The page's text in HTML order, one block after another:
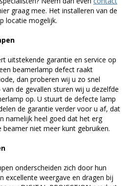
graag mee. Het installeren van de
locatie mogelijk.
uitstekende garantie en service op
beamerlamp defect raakt
dan proberen wij u zo snel
de gevallen sturen wij u dezelfde
op. U stuurt de defecte lamp
de garantie verder voor u af, dat
namelijk heel goed dat het erg
beamer niet meer kunt gebruiken.
onderscheiden zich door hun
excellente weergave en dragen bij